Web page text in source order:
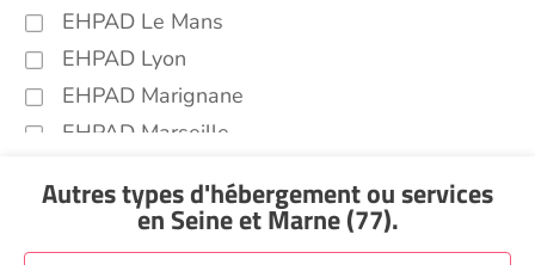
EHPAD Le Mans
EHPAD Lyon
EHPAD Marignane
EHPAD Marseille
EHPAD Nantes
Autres types d'hébergement ou services
en Seine et Marne (77).